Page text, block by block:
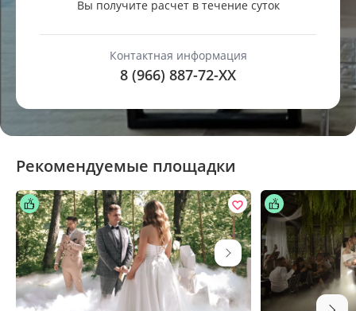
Вы получите расчет в течение суток
Контактная информация
8 (966) 887-72-XX
Рекомендуемые площадки